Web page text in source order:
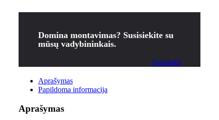
Domina montavimas? Susisiekite su
mūsų vadybininkais.
Susisiekti
Aprašymas
Papildoma informacija
Aprašymas